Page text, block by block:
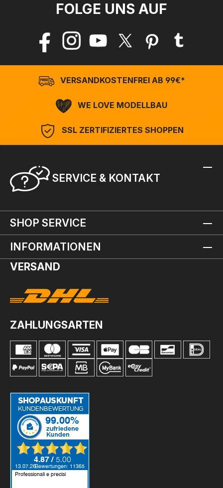
FOLGE UNS AUF
VERSANDKOSTENFREI AB 99€*
WE LOVE MODELLBAU
SSL ZERTIFIZIERTES SHOPPEN
SERVICE & KONTAKT
SHOP SERVICE
INFORMATIONEN
VERSAND
ZAHLUNGSARTEN